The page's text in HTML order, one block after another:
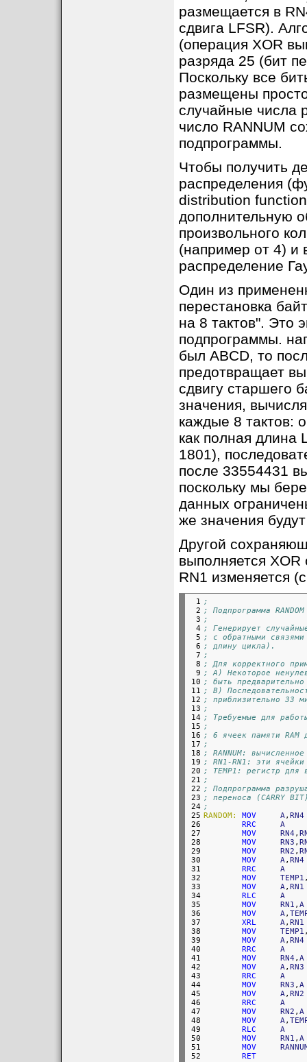
размещается в
сдвига LFSR).
(операция XOR
разряда 25 (бит
Поскольку все
размещены
случайные числа
число RANNUM
подпрограммы.
Чтобы получить
распределения
distribution
дополнительную
произвольного
(например от 4) и
распределение
Один из
перестановка
на 8 тактов". Это
подпрограммы.
был ABCD, то
предотвращает
сдвигу старшего
значения,
каждые 8 тактов:
как полная длина
1801),
после 33554431
поскольку мы
данных
же значения
Другой
выполняется
RN1 изменяется
1
2
3
4
5
6
7
8
9
10
11
12
13
14
15
16
17
18
19
20
21
22
23
24
25
26
27
28
29
30
31
32
33
34
35
36
37
38
39
40
41
42
43
44
45
46
47
48
49
50
51
52
;
; Подпрограмма RANDOM
;
; Генерирует
; с обратными связями
; длину цикла).
;
; Для корректного
; A) Некоторое
; быть
; B)
; приблизительно 33
;
; Требуемые для
;
; 6 ячеек памяти RAM
;
; RANNUM:
; RN1-RN1: эти ячейки
; TEMP1: регистр для
;
; Подпрограмма
; переноса (CARRY
;
RANDOM:
MOV A, RN4
RRC
A
MOV
RN4 ,
MOV
RN3 ,
MOV
RN2 ,
MOV
A, RN4
RRC
A
MOV
TEMP1
MOV
A, RN1
RLC
A
MOV
RN1 , A
MOV
A,
XRL
A, RN1
MOV
TEMP1
MOV
A, RN4
RRC
A
MOV
RN4 , A
MOV
A, RN3
RRC
A
MOV
RN3 , A
MOV
A, RN2
RRC
A
MOV
RN2 , A
MOV
A,
RLC
A
MOV
RN1 , A
MOV
RET